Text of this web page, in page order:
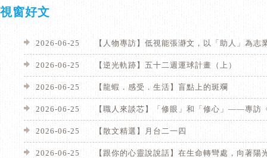
視窗好文
2026-06-25 【人物專訪】低視能張瀞文，以「助人」為志
2026-06-25 【逆光軌跡】五十二週運球計畫（上）
2026-06-25 【龍蝦．感受．生活】盲點上的斑斕
2026-06-25 【職人來談芯】「修眼」和「修心」——專訪
2026-06-25 【散文精選】月台二一四
2026-06-25 【跟你的心靈說說話】在生命轉彎處，向著陽